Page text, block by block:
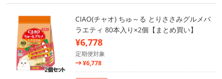
CIAO(チャオ) ちゅ～る とりささみグルメバ
ラエティ 80本入り×2個【まとめ買い】
¥6,778
定期便対象
¥6,778